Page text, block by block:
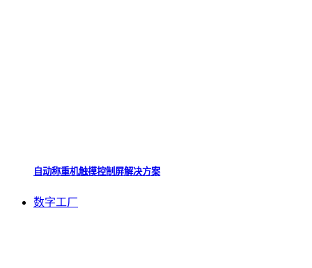
自动称重机触摸控制屏解决方案
数字工厂